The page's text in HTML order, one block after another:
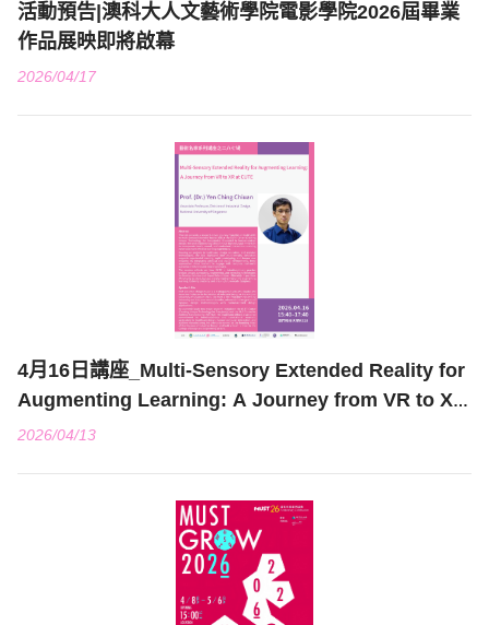
活動預告|澳科大人文藝術學院電影學院2026屆畢業
作品展映即將啟幕
2026/04/17
4月16日講座_Multi-Sensory Extended Reality for
Augmenting Learning: A Journey from VR to XR
at CUTE_ Yen Ching Chiuan
2026/04/13